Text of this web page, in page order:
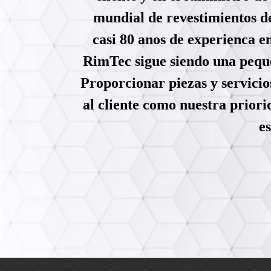
mundial de revestimientos
casi 80 anos de experienca
RimTec sigue siendo una
Proporcionar piezas y
al cliente como nuestra